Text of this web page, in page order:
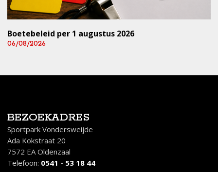
Boetebeleid per 1 augustus 2026
06/08/2026
BEZOEKADRES
Sportpark Vondersweijde
Ada Kokstraat 20
7572 EA Oldenzaal
Telefoon: 0541 - 53 18 44